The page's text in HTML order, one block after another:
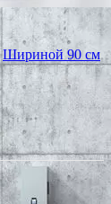
Шириной 90 см